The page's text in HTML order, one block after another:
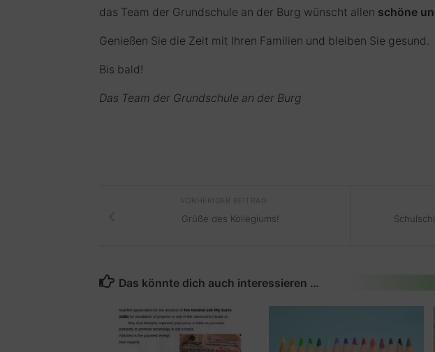
das Team der Grundschule an der Burg wünscht allen schöne
Genießen Sie die Zeit mit Ihren Familien und bleiben Sie gesund.
Bis bald!
Das Team der Grundschule an der Burg
VORHERIGER BEITRAG
Grüße des Kollegiums!
Das könnte dich auch interessieren …